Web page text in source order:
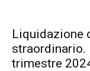
Liquidazione
straordinario.
trimestre